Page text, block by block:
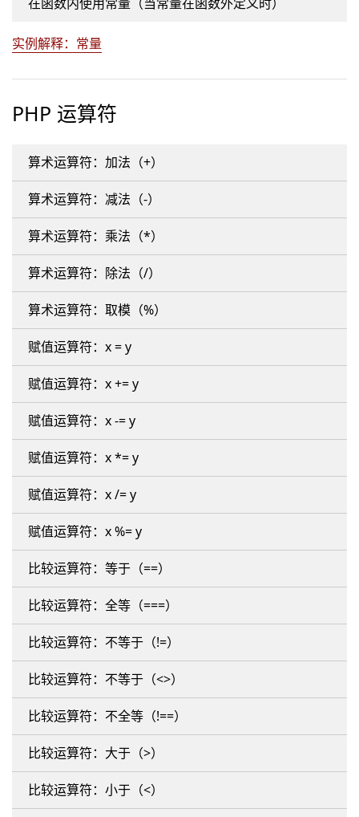
实例解释：常量
PHP 运算符
算术运算符：加法（+）
算术运算符：减法（-）
算术运算符：乘法（*）
算术运算符：除法（/）
算术运算符：取模（%）
赋值运算符：x = y
赋值运算符：x += y
赋值运算符：x -= y
赋值运算符：x *= y
赋值运算符：x /= y
赋值运算符：x %= y
比较运算符：等于（==）
比较运算符：全等（===）
比较运算符：不等于（!=）
比较运算符：不等于（<>）
比较运算符：不全等（!==）
比较运算符：大于（>）
比较运算符：小于（<）